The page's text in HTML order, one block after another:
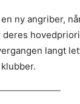
ny angriber,
langt